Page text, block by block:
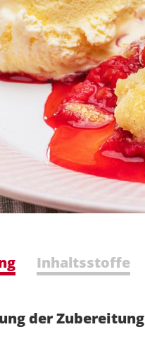
Inhaltsstoffe
der Zubereitung